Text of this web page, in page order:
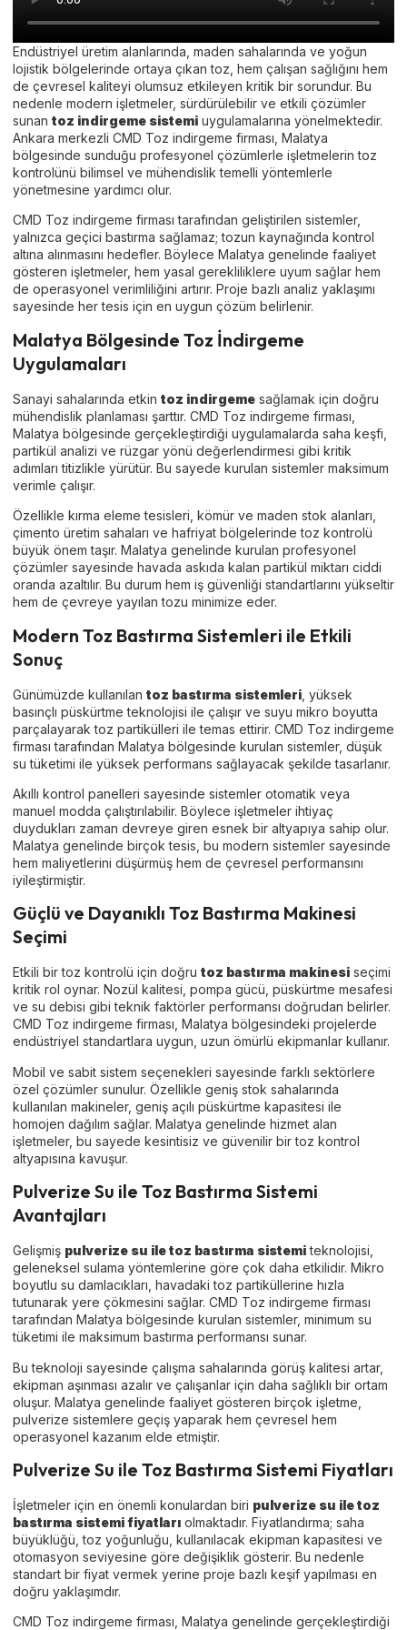
Endüstriyel üretim alanlarında, maden sahalarında ve yoğun
lojistik bölgelerinde ortaya çıkan toz, hem çalışan sağlığını hem
de çevresel kaliteyi olumsuz etkileyen kritik bir sorundur. Bu
nedenle modern işletmeler, sürdürülebilir ve etkili çözümler
sunan toz indirgeme sistemi uygulamalarına yönelmektedir.
Ankara merkezli CMD Toz indirgeme firması, Malatya
bölgesinde sunduğu profesyonel çözümlerle işletmelerin toz
kontrolünü bilimsel ve mühendislik temelli yöntemlerle
yönetmesine yardımcı olur.
CMD Toz indirgeme firması tarafından geliştirilen sistemler,
yalnızca geçici bastırma sağlamaz; tozun kaynağında kontrol
altına alınmasını hedefler. Böylece Malatya genelinde faaliyet
gösteren işletmeler, hem yasal gerekliliklere uyum sağlar hem
de operasyonel verimliliğini artırır. Proje bazlı analiz yaklaşımı
sayesinde her tesis için en uygun çözüm belirlenir.
Malatya Bölgesinde Toz İndirgeme
Uygulamaları
Sanayi sahalarında etkin toz indirgeme sağlamak için doğru
mühendislik planlaması şarttır. CMD Toz indirgeme firması,
Malatya bölgesinde gerçekleştirdiği uygulamalarda saha keşfi,
partikül analizi ve rüzgar yönü değerlendirmesi gibi kritik
adımları titizlikle yürütür. Bu sayede kurulan sistemler maksimum
verimle çalışır.
Özellikle kırma eleme tesisleri, kömür ve maden stok alanları,
çimento üretim sahaları ve hafriyat bölgelerinde toz kontrolü
büyük önem taşır. Malatya genelinde kurulan profesyonel
çözümler sayesinde havada askıda kalan partikül miktarı ciddi
oranda azaltılır. Bu durum hem iş güvenliği standartlarını yükseltir
hem de çevreye yayılan tozu minimize eder.
Modern Toz Bastırma Sistemleri ile Etkili
Sonuç
Günümüzde kullanılan toz bastırma sistemleri , yüksek
basınçlı püskürtme teknolojisi ile çalışır ve suyu mikro boyutta
parçalayarak toz partikülleri ile temas ettirir. CMD Toz indirgeme
firması tarafından Malatya bölgesinde kurulan sistemler, düşük
su tüketimi ile yüksek performans sağlayacak şekilde tasarlanır.
Akıllı kontrol panelleri sayesinde sistemler otomatik veya
manuel modda çalıştırılabilir. Böylece işletmeler ihtiyaç
duydukları zaman devreye giren esnek bir altyapıya sahip olur.
Malatya genelinde birçok tesis, bu modern sistemler sayesinde
hem maliyetlerini düşürmüş hem de çevresel performansını
iyileştirmiştir.
Güçlü ve Dayanıklı Toz Bastırma Makinesi
Seçimi
Etkili bir toz kontrolü için doğru toz bastırma makinesi seçimi
kritik rol oynar. Nozül kalitesi, pompa gücü, püskürtme mesafesi
ve su debisi gibi teknik faktörler performansı doğrudan belirler.
CMD Toz indirgeme firması, Malatya bölgesindeki projelerde
endüstriyel standartlara uygun, uzun ömürlü ekipmanlar kullanır.
Mobil ve sabit sistem seçenekleri sayesinde farklı sektörlere
özel çözümler sunulur. Özellikle geniş stok sahalarında
kullanılan makineler, geniş açılı püskürtme kapasitesi ile
homojen dağılım sağlar. Malatya genelinde hizmet alan
işletmeler, bu sayede kesintisiz ve güvenilir bir toz kontrol
altyapısına kavuşur.
Pulverize Su ile Toz Bastırma Sistemi
Avantajları
Gelişmiş pulverize su ile toz bastırma sistemiteknolojisi,
geleneksel sulama yöntemlerine göre çok daha etkilidir. Mikro
boyutlu su damlacıkları, havadaki toz partiküllerine hızla
tutunarak yere çökmesini sağlar. CMD Toz indirgeme firması
tarafından Malatya bölgesinde kurulan sistemler, minimum su
tüketimi ile maksimum bastırma performansı sunar.
Bu teknoloji sayesinde çalışma sahalarında görüş kalitesi artar,
ekipman aşınması azalır ve çalışanlar için daha sağlıklı bir ortam
oluşur. Malatya genelinde faaliyet gösteren birçok işletme,
pulverize sistemlere geçiş yaparak hem çevresel hem
operasyonel kazanım elde etmiştir.
Pulverize Su ile Toz Bastırma Sistemi Fiyatları
İşletmeler için en önemli konulardan biri pulverize su ile toz
bastırma sistemi fiyatları olmaktadır. Fiyatlandırma; saha
büyüklüğü, toz yoğunluğu, kullanılacak ekipman kapasitesi ve
otomasyon seviyesine göre değişiklik gösterir. Bu nedenle
standart bir fiyat vermek yerine proje bazlı keşif yapılması en
doğru yaklaşımdır.
CMD Toz indirgeme firması, Malatya genelinde gerçekleştirdiği